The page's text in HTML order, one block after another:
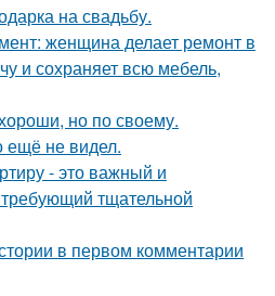
на свадьбу.
женщина делает ремонт в
и сохраняет всю мебель,
но по своему.
ещё не видел.
- это важный и
тщательной
в первом комментарии